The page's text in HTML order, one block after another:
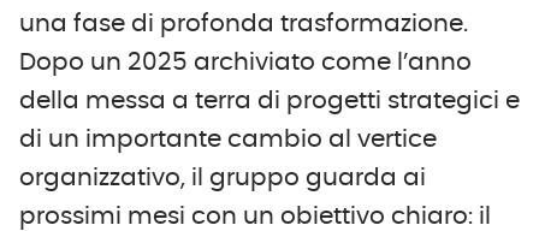
una fase di profonda trasformazione.
Dopo un 2025 archiviato come l’anno
della messa a terra di progetti strategici e
di un importante cambio al vertice
organizzativo, il gruppo guarda ai
prossimi mesi con un obiettivo chiaro: il